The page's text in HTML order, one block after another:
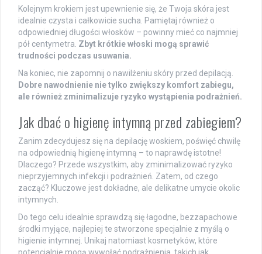
Kolejnym krokiem jest upewnienie się, że Twoja skóra jest
idealnie czysta i całkowicie sucha. Pamiętaj również o
odpowiedniej długości włosków – powinny mieć co najmniej
pół centymetra. Zbyt krótkie włoski mogą sprawić
trudności podczas usuwania.
Na koniec, nie zapomnij o nawilżeniu skóry przed depilacją.
Dobre nawodnienie nie tylko zwiększy komfort zabiegu,
ale również zminimalizuje ryzyko wystąpienia podrażnień.
Jak dbać o higienę intymną przed zabiegiem?
Zanim zdecydujesz się na depilację woskiem, poświęć chwilę
na odpowiednią higienę intymną – to naprawdę istotne!
Dlaczego? Przede wszystkim, aby zminimalizować ryzyko
nieprzyjemnych infekcji i podrażnień. Zatem, od czego
zacząć? Kluczowe jest dokładne, ale delikatne umycie okolic
intymnych.
Do tego celu idealnie sprawdzą się łagodne, bezzapachowe
środki myjące, najlepiej te stworzone specjalnie z myślą o
higienie intymnej. Unikaj natomiast kosmetyków, które
potencjalnie mogą wywołać podrażnienia, takich jak